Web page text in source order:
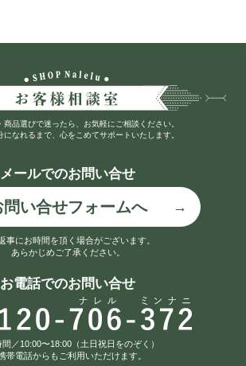
商品選びで迷ったら、お気軽にご相談ください。
になれるまで、心をこめてサポートいたします。
メールでのお問い合せ
問い合せフォームへ
事にお時間を頂く場合がございます。
あらかじめご了承ください。
お電話でのお問い合せ
／10:00〜18:00（土日祝日をのぞく）
帯電話からもご利用いただけます。